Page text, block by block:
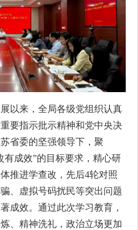
以来，全局各级党组织认真
要指示批示精神和党中央决
省委的坚强领导下，聚
有成效”的目标要求，精心研
推进学查改，先后4轮对照
、虚拟号码扰民等突出问题
成效。通过此次学习教育，
、精神洗礼，政治立场更加